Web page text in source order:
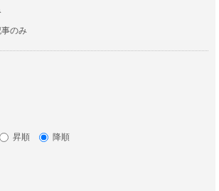
事のみ
昇順
降順